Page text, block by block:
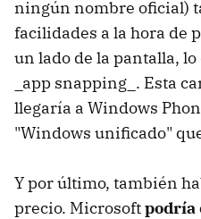
ningún nombre oficial)
facilidades a la hora de
un lado de la pantalla, lo
_app snapping_. Esta
llegaría a Windows
"Windows unificado"
Y por último, también
precio. Microsoftpodría